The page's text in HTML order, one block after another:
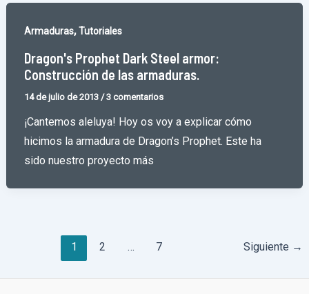
Armaduras,Tutoriales
Dragon's Prophet Dark Steel armor:
Construcción de las armaduras.
14 de julio de 2013 /3 comentarios
¡Cantemos aleluya! Hoy os voy a explicar cómo
hicimos la armadura de Dragon’s Prophet. Este ha
sido nuestro proyecto más
1 2 … 7 Siguiente →